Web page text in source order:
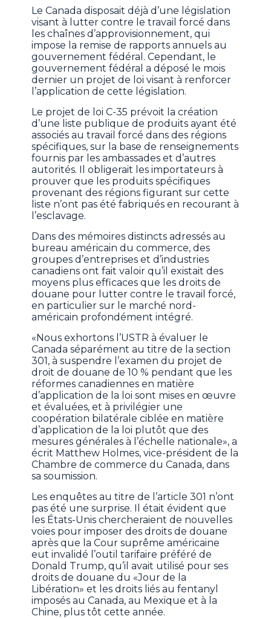
Le Canada disposait déjà d’une législation
visant à lutter contre le travail forcé dans
les chaînes d’approvisionnement, qui
impose la remise de rapports annuels au
gouvernement fédéral. Cependant, le
gouvernement fédéral a déposé le mois
dernier un projet de loi visant à renforcer
l’application de cette législation.
Le projet de loi C-35 prévoit la création
d’une liste publique de produits ayant été
associés au travail forcé dans des régions
spécifiques, sur la base de renseignements
fournis par les ambassades et d’autres
autorités. Il obligerait les importateurs à
prouver que les produits spécifiques
provenant des régions figurant sur cette
liste n’ont pas été fabriqués en recourant à
l’esclavage.
Dans des mémoires distincts adressés au
bureau américain du commerce, des
groupes d’entreprises et d’industries
canadiens ont fait valoir qu’il existait des
moyens plus efficaces que les droits de
douane pour lutter contre le travail forcé,
en particulier sur le marché nord-
américain profondément intégré.
«Nous exhortons l’USTR à évaluer le
Canada séparément au titre de la section
301, à suspendre l’examen du projet de
droit de douane de 10 % pendant que les
réformes canadiennes en matière
d’application de la loi sont mises en œuvre
et évaluées, et à privilégier une
coopération bilatérale ciblée en matière
d’application de la loi plutôt que des
mesures générales à l’échelle nationale», a
écrit Matthew Holmes, vice-président de la
Chambre de commerce du Canada, dans
sa soumission.
Les enquêtes au titre de l’article 301 n’ont
pas été une surprise. Il était évident que
les États-Unis chercheraient de nouvelles
voies pour imposer des droits de douane
après que la Cour suprême américaine
eut invalidé l’outil tarifaire préféré de
Donald Trump, qu’il avait utilisé pour ses
droits de douane du «Jour de la
Libération» et les droits liés au fentanyl
imposés au Canada, au Mexique et à la
Chine, plus tôt cette année.